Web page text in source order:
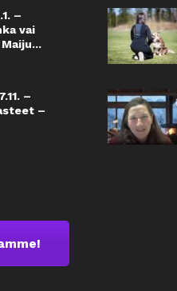
–
vai
–
–